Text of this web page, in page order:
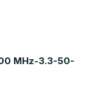
MHz-3.3-50-